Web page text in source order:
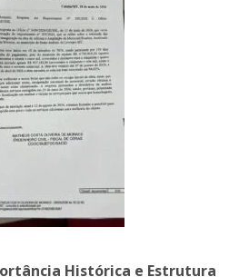
Histórica e Estrutura